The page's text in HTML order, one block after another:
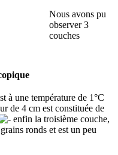
Nous avons pu
observer 3
couches
à une température de 1°C
de 4 cm est constituée de
enfin la troisième couche,
ronds et est un peu